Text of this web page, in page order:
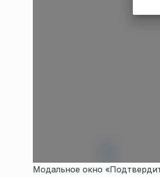
Модальное окно